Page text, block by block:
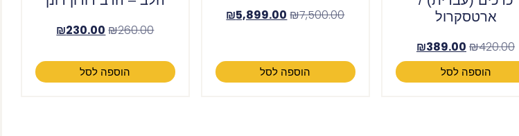
ארטסקרול
₪420.00
₪389.00
הוספה לסל
₪7,500.00
₪5,899.00
הוספה לסל
₪260.00
₪230.00
הוספה לסל